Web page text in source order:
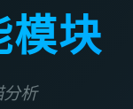
模块
分析